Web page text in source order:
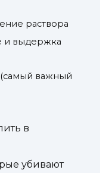
раствора
и выдержка
важный
в
убивают